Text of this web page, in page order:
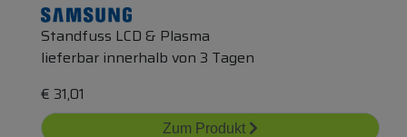
Standfuss LCD & Plasma
lieferbar innerhalb von 3 Tagen
€ 31,01
Zum Produkt